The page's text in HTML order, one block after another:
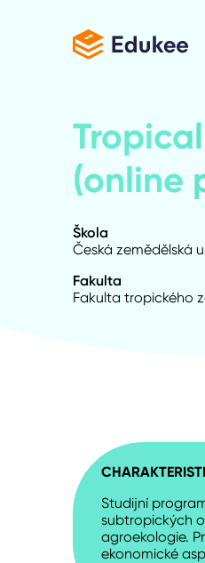
(online
Škola
Česká zemědělská
Fakulta
Fakulta tropického
Studijní
subtropických
agroekologie.
ekonomické